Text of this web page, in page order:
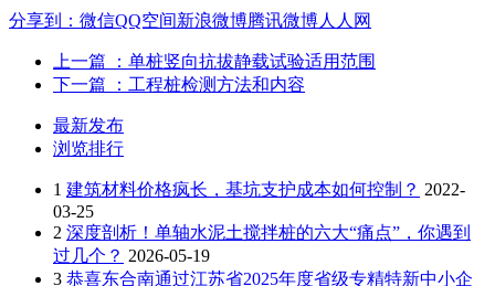
分享到： 微信QQ空间新浪微博腾讯微博人人网
上一篇
：单桩竖向抗拔静载试验适用范围
下一篇
：工程桩检测方法和内容
最新发布
浏览排行
1 建筑材料价格疯长，基坑支护成本如何控制？ 2022-
03-25
2 深度剖析！单轴水泥土搅拌桩的六大“痛点”，你遇到
过几个？ 2026-05-19
3 恭喜东合南通过江苏省2025年度省级专精特新中小企